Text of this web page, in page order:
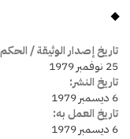
تاريخ إصدار الوثيقة /
25 نوفمبر 1979
تاريخ النشر:
6 ديسمبر 1979
تاريخ العمل به:
6 ديسمبر 1979